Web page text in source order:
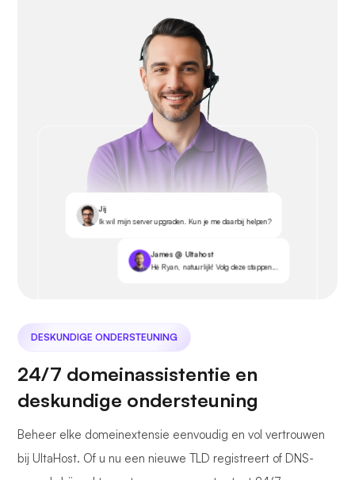
Jij
Ik wil mijn server upgraden. Kun je me daarbij helpen?
James @ Ultahost
Hé Ryan, natuurlijk! Volg deze stappen...
DESKUNDIGE ONDERSTEUNING
24/7 domeinassistentie en
deskundige ondersteuning
Beheer elke domeinextensie eenvoudig en vol vertrouwen
bij UltaHost. Of u nu een nieuwe TLD registreert of DNS-